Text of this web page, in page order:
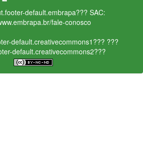
default.embrapa??? SAC:
fale-conosco
default.creativecommons1??? ???
default.creativecommons2???